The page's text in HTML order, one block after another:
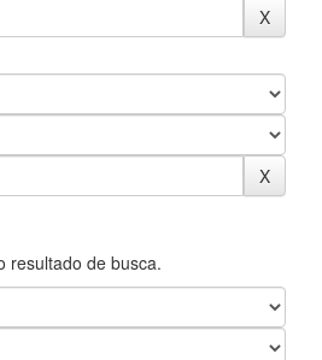
resultado de busca.